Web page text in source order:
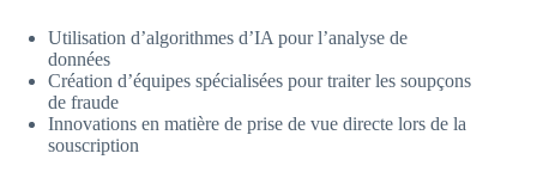
Utilisation d’algorithmes d’IA pour l’analyse de
données
Création d’équipes spécialisées pour traiter les soupçons
de fraude
Innovations en matière de prise de vue directe lors de la
souscription